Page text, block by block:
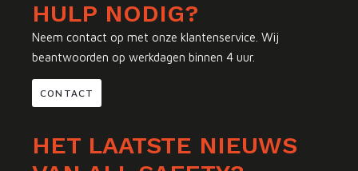
HULP NODIG?
Neem contact op met onze klantenservice. Wij
beantwoorden op werkdagen binnen 4 uur.
CONTACT
HET LAATSTE NIEUWS